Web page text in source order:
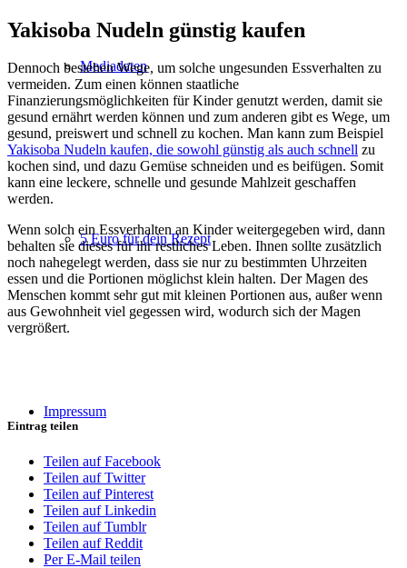
Mediadaten
5 Euro für dein Rezept
Impressum
Yakisoba Nudeln günstig kaufen
Dennoch bestehen Wege, um solche ungesunden Essverhalten zu
vermeiden. Zum einen können staatliche
Finanzierungsmöglichkeiten für Kinder genutzt werden, damit sie
gesund ernährt werden können und zum anderen gibt es Wege, um
gesund, preiswert und schnell zu kochen. Man kann zum Beispiel
Yakisoba Nudeln kaufen, die sowohl günstig als auch schnell zu
kochen sind, und dazu Gemüse schneiden und es beifügen. Somit
kann eine leckere, schnelle und gesunde Mahlzeit geschaffen
werden.
Wenn solch ein Essverhalten an Kinder weitergegeben wird, dann
behalten sie dieses für ihr restliches Leben. Ihnen sollte zusätzlich
noch nahegelegt werden, dass sie nur zu bestimmten Uhrzeiten
essen und die Portionen möglichst klein halten. Der Magen des
Menschen kommt sehr gut mit kleinen Portionen aus, außer wenn
aus Gewohnheit viel gegessen wird, wodurch sich der Magen
vergrößert.
Eintrag teilen
Teilen auf Facebook
Teilen auf Twitter
Teilen auf Pinterest
Teilen auf Linkedin
Teilen auf Tumblr
Teilen auf Reddit
Per E-Mail teilen